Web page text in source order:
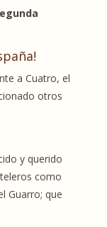
a Cuatro, el
otros
y querido
como
Guarro; que